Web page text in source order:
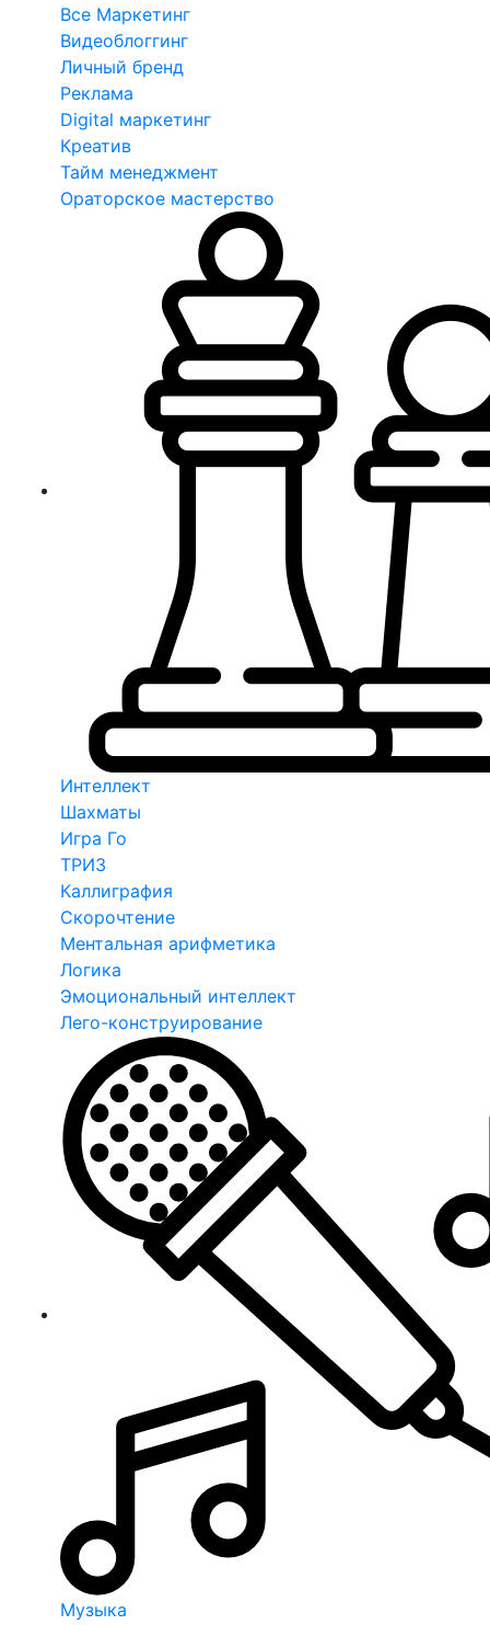
Все Маркетинг
Видеоблоггинг
Личный бренд
Реклама
Digital маркетинг
Креатив
Тайм менеджмент
Ораторское мастерство
Интеллект
Шахматы
Игра Го
ТРИЗ
Каллиграфия
Скорочтение
Ментальная арифметика
Логика
Эмоциональный интеллект
Лего-конструирование
Музыка